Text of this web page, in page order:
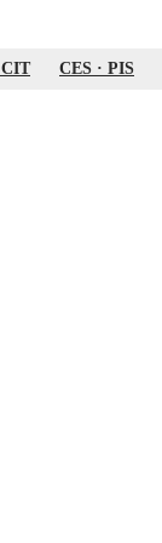
CIT CES · PIS